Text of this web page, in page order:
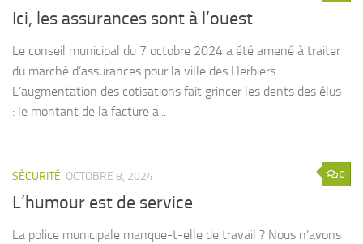
Ici, les assurances sont à l’ouest
Le conseil municipal du 7 octobre 2024 a été amené à traiter
du marché d’assurances pour la ville des Herbiers.
L’augmentation des cotisations fait grincer les dents des élus
: le montant de la facture a...
0
SÉCURITÉ OCTOBRE 8, 2024
L’humour est de service
La police municipale manque-t-elle de travail ? Nous n’avons